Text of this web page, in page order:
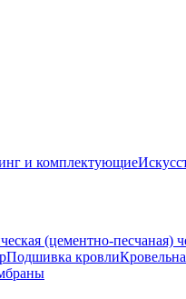
и комплектующие
(цементно-песчаная)
Подшивка кровли